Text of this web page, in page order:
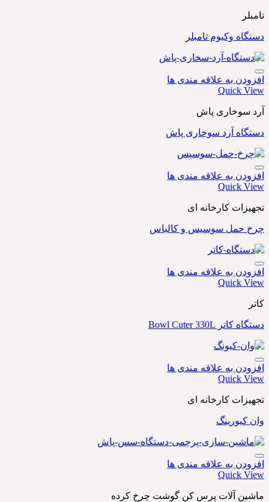
تامبلر
دستگاه وکیوم تامبلر
افزودن به علاقه مندی ها
Quick View
آرد سوخاری پاش
دستگاه آرد سوخاری پاش
افزودن به علاقه مندی ها
Quick View
تجهیزات کارخانه ای
چرخ حمل سوسیس و کالباس
افزودن به علاقه مندی ها
Quick View
کاتر
دستگاه کاتر Bowl Cuter 330L
افزودن به علاقه مندی ها
Quick View
تجهیزات کارخانه ای
وان کیورینگ
افزودن به علاقه مندی ها
Quick View
ماشین آلات پرس کن گوشت چرخ کرده